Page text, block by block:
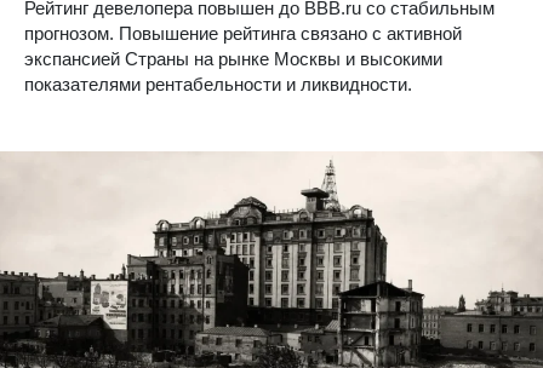
Рейтинг девелопера повышен до ВВВ.ru со стабильным
прогнозом. Повышение рейтинга связано с активной
экспансией Страны на рынке Москвы и высокими
показателями рентабельности и ликвидности.